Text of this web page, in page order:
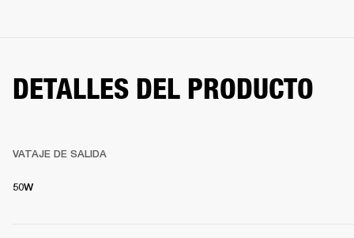
DETALLES DEL PRODUCTO
VATAJE DE SALIDA
50W